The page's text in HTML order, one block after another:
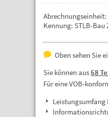
Abrechnungseinheit:
Kennung: STLB-Bau
Oben sehen Sie
Sie können aus68
Für eine VOB-
Leistungsumfang